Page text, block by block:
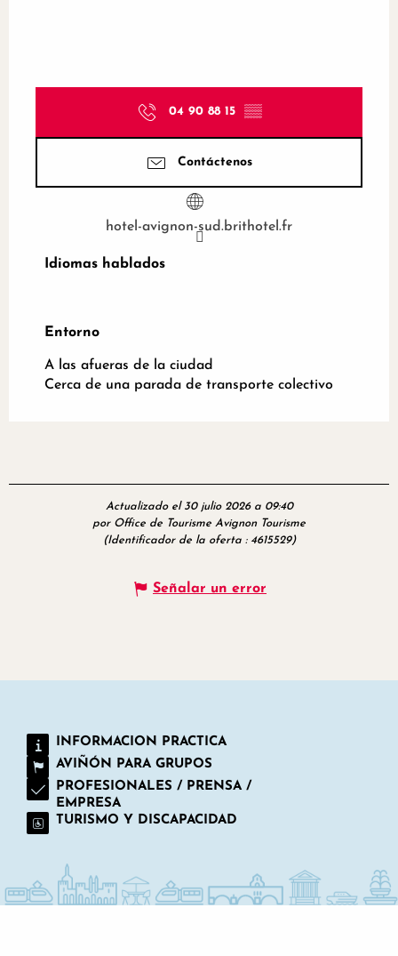
04 90 88 15 ▒▒
Contáctenos
hotel-avignon-sud.brithotel.fr
Idiomas hablados
Idiomas hablados
Entorno
Entorno
A las afueras de la ciudad
Cerca de una parada de transporte colectivo
Actualizado el 30 julio 2026 a 09:40
por Office de Tourisme Avignon Tourisme
(Identificador de la oferta : 4615529)
Señalar un error
INFORMACION PRACTICA
AVIÑÓN PARA GRUPOS
PROFESIONALES / PRENSA /
EMPRESA
TURISMO Y DISCAPACIDAD